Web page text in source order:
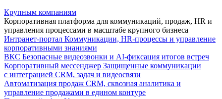
Крупным компаниям
Корпоративная платформа для коммуникаций, продаж, HR и
управления процессами в масштабе крупного бизнеса
Интранет-портал Коммуникации, HR-процессы и управление
корпоративными знаниями
ВКС Безопасные видеозвонки и AI-фиксация итогов встреч
Корпоративный мессенджер Защищенные коммуникации
с интеграцией CRM, задач и видеосвязи
Автоматизация продаж CRM, сквозная аналитика и
управление продажами в едином контуре